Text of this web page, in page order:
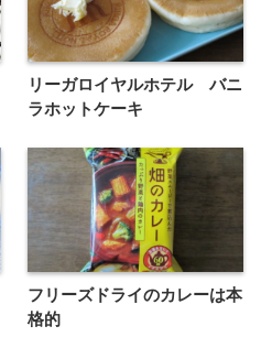
リーガロイヤルホテル バニ
ラホットケーキ
フリーズドライのカレーは本
格的